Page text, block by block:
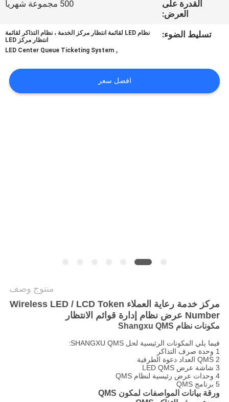
اتصل
اطلب
القدرة على
العرض:
500 مجموعة شهريا
تسليط الضوء:
نظام LED لقائمة انتظار مركز الخدمة ، نظام التذاكر لقائمة
انتظار مركز LED
,
LED Center Queue Ticketing System
افضل سعر
منتوج وصف
مركز خدمة رعاية العملاء Wireless LED / LCD Token
Number عرض نظام إدارة قوائم الانتظار
مكونات نظام Shangxu QMS
فيما يلي المكونات الرئيسية لحل SHANGXU QMS:
1 وحدة صرف التذاكر
2 QMS العداد دعوة الطرفية
3 شاشة عرض LED QMS
4 وحدات عرض رئيسية لنظام QMS
5 برنامج QMS
ورقة بيانات المواصفات لمكون QMS